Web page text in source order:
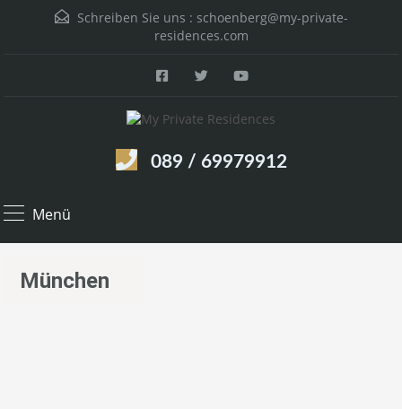
Schreiben Sie uns : schoenberg@my-private-
residences.com
089 / 69979912
Menü
München